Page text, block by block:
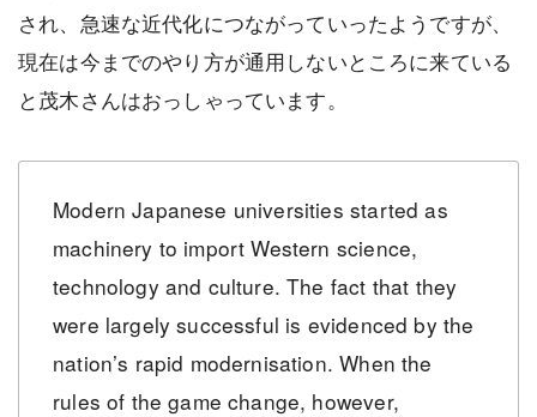
され、急速な近代化につながっていったようですが、
現在は今までのやり方が通用しないところに来ている
と茂木さんはおっしゃっています。
Modern Japanese universities started as
machinery to import Western science,
technology and culture. The fact that they
were largely successful is evidenced by the
nation’s rapid modernisation. When the
rules of the game change, however,